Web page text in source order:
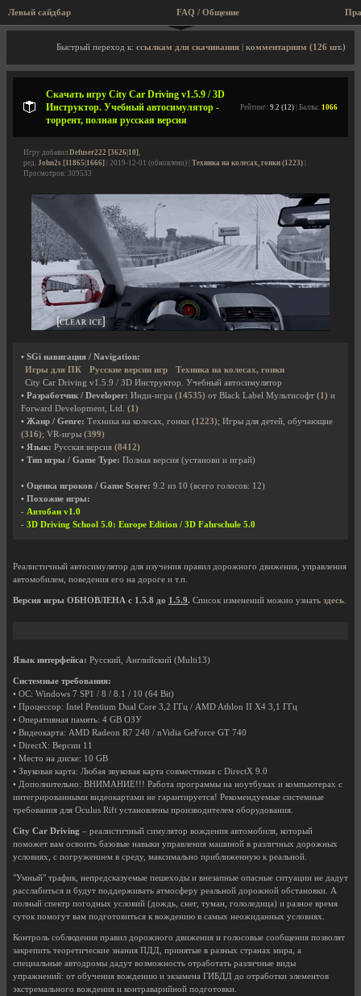
Левый сайдбар FAQ / Общение
Описание игры, торрент, скриншоты, видео
Быстрый переход к: ссылкам для скачивания комментариям (126 шт.)
Скачать игру City Car Driving v1.5.9 / 3D
Инструктор. Учебный автосимулятор -
торрент, полная русская версия
Рейтинг: 9.2 (12) | Баллы: 1066
Игру добавил Defuser222 [3626|10],
ред. John2s [11865|1666] | 2019-12-01 (обновлено) | Техника на колесах, гонки (1223)
Просмотров: 309533
• SGi навигация / Navigation:
Игры для ПК
Русские версии игр
Техника на колесах, гонки
City Car Driving v1.5.9 / 3D Инструктор. Учебный автосимулятор
• Разработчик / Developer: Инди-игра (14535) от Black Label Мультисофт (1) и
Forward Development, Ltd. (1)
• Жанр / Genre: Техника на колесах, гонки (1223); Игры для детей, обучающие
(316); VR-игры (399)
• Язык: Русская версия (8412)
• Тип игры / Game Type: Полная версия (установи и играй)
• Оценка игроков / Game Score: 9.2 из 10 (всего голосов: 12)
• Похожие игры:
- Автобан v1.0
- 3D Driving School 5.0: Europe Edition / 3D Fahrschule 5.0
Реалистичный автосимулятор для изучения правил дорожного движения, управления
автомобилем, поведения его на дороге и т.п.
Версия игры ОБНОВЛЕНА с 1.5.8 до 1.5.9. Список изменений можно узнать здесь
Язык интерфейса: Русский, Английский (Multi13)
Системные требования:
• ОС: Windows 7 SP1 / 8 / 8.1 / 10 (64 Bit)
• Процессор: Intel Pentium Dual Core 3,2 ГГц / AMD Athlon II X4 3,1 ГГц
• Оперативная память: 4 GB ОЗУ
• Видеокарта: AMD Radeon R7 240 / nVidia GeForce GT 740
• DirectX: Версии 11
• Место на диске: 10 GB
• Звуковая карта: Любая звуковая карта совместимая с DirectX 9.0
• Дополнительно: ВНИМАНИЕ!!! Работа программы на ноутбуках и компьютерах с
интегрированными видеокартами не гарантируется! Рекомендуемые системные
требования для Oculus Rift установлены производителем оборудования.
City Car Driving – реалистичный симулятор вождения автомобиля, который
поможет вам освоить базовые навыки управления машиной в различных дорожных
условиях, с погружением в среду, максимально приближенную к реальной.
"Умный" трафик, непредсказуемые пешеходы и внезапные опасные ситуации не дадут
расслабиться и будут поддерживать атмосферу реальной дорожной обстановки. А
полный спектр погодных условий (дождь, снег, туман, гололедица) и разное время
суток помогут вам подготовиться к вождению в самых неожиданных условиях.
Контроль соблюдения правил дорожного движения и голосовые сообщения позволят
закрепить теоретические знания ПДД, принятые в разных странах мира, а
специальные автодромы дадут возможность отработать различные виды
упражнений: от обучения вождению и экзамена ГИБДД до отработки элементов
экстремального вождения и контраварийной подготовки.